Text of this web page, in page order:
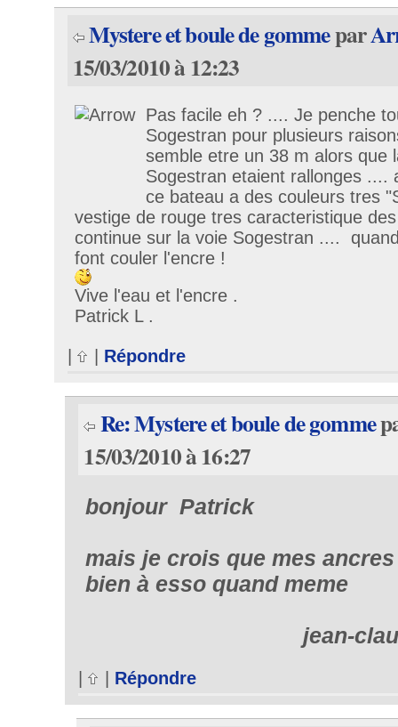
Mystere et boule de gommepar
15/03/2010 à 12:23
Pas facile eh ? .... Je penche
Sogestran pour plusieurs
semble etre un 38 m alors que
Sogestran etaient rallonges ....
ce bateau a des couleurs tres
vestige de rouge tres caracteristique
continue sur la voie Sogestran ....
font couler l'encre !
Vive l'eau et l'encre .
Patrick L .
Répondre
Re: Mystere et boule de gomme
15/03/2010 à 16:27
bonjour Patrick
mais je crois que mes
bien à esso quand meme
jean-
| | Répondre